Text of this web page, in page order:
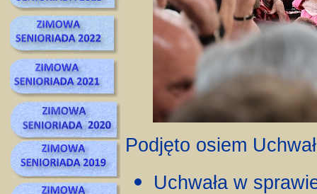
Podjęto osiem
Uchwała w